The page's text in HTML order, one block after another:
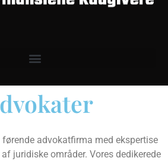
førende advokatfirma med ekspertise
juridiske områder. Vores dedikerede